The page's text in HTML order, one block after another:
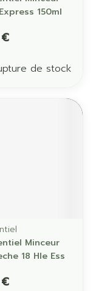
150ml
de stock
Minceur
18 Hle Ess